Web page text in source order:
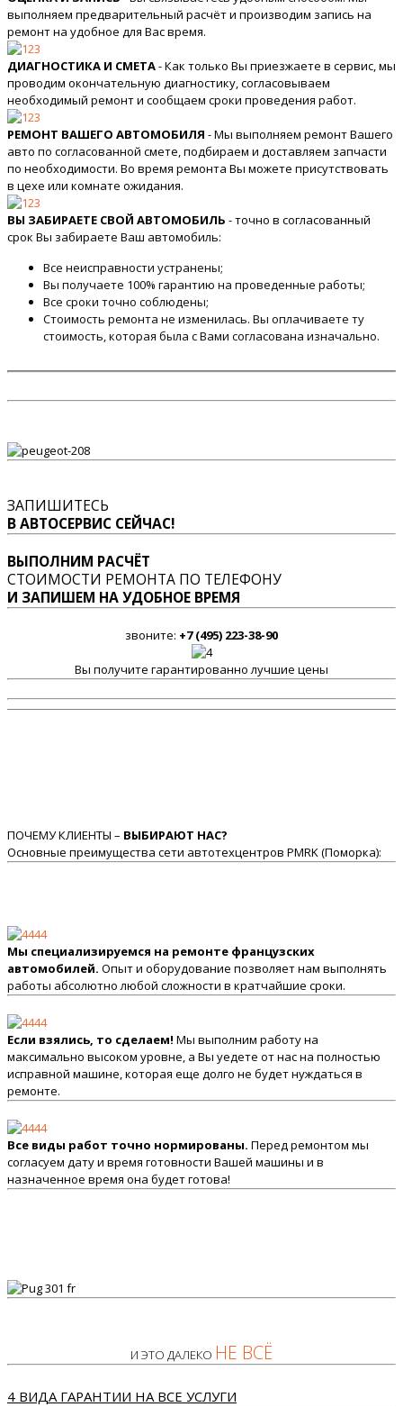
выполняем предварительный расчёт и производим запись на
ремонт на удобное для Вас время.
ДИАГНОСТИКА И СМЕТА- Как только Вы приезжаете в сервис, мы
проводим окончательную диагностику, согласовываем
необходимый ремонт и сообщаем сроки проведения работ.
РЕМОНТ ВАШЕГО АВТОМОБИЛЯ - Мы выполняем ремонт Вашего
авто по согласованной смете, подбираем и доставляем запчасти
по необходимости. Во время ремонта Вы можете присутствовать
в цехе или комнате ожидания.
ВЫ ЗАБИРАЕТЕ СВОЙ АВТОМОБИЛЬ - точно в согласованный
срок Вы забираете Ваш автомобиль:
Все неисправности устранены;
Вы получаете 100% гарантию на проведенные работы;
Все сроки точно соблюдены;
Стоимость ремонта не изменилась. Вы оплачиваете ту
стоимость, которая была с Вами согласована изначально.
ЗАПИШИТЕСЬ
В АВТОСЕРВИС СЕЙЧАС!
ВЫПОЛНИМ РАСЧЁТ
СТОИМОСТИ РЕМОНТА ПО ТЕЛЕФОНУ
И ЗАПИШЕМ НА УДОБНОЕ ВРЕМЯ
звоните: +7 (495) 223-38-90
Вы получите гарантированно лучшие цены
ПОЧЕМУ КЛИЕНТЫ – ВЫБИРАЮТ НАС?
Основные преимущества сети автотехцентров PMRK (Поморка):
Мы специализируемся на ремонте французских
автомобилей. Опыт и оборудование позволяет нам выполнять
работы абсолютно любой сложности в кратчайшие сроки.
Если взялись, то сделаем! Мы выполним работу на
максимально высоком уровне, а Вы уедете от нас на полностью
исправной машине, которая еще долго не будет нуждаться в
ремонте.
Все виды работ точно нормированы. Перед ремонтом мы
согласуем дату и время готовности Вашей машины и в
назначенное время она будет готова!
И ЭТО ДАЛЕКО НЕ ВСЁ
4 ВИДА ГАРАНТИИ НА ВСЕ УСЛУГИ